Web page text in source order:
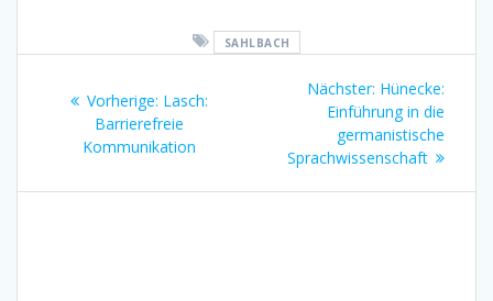
SAHLBACH
Beitragsnavigation
Vorherige: Vorheriger
Beitrag:
Lasch:
Barrierefreie
Kommunikation
Nächster: Nächster
Beitrag:
Hünecke:
Einführung in die
germanistische
Sprachwissenschaft